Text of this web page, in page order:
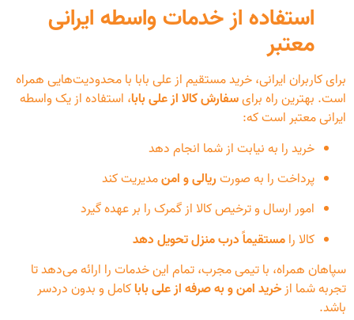
استفاده از خدمات واسطه ایرانی
معتبر
برای کاربران ایرانی، خرید مستقیم از علی بابا با محدودیت‌هایی همراه
است. بهترین راه برایسفارش کالا از علی بابا، استفاده از یک واسطه
ایرانی معتبر است که:
خرید را به نیابت از شما انجام دهد
پرداخت را به صورتریالی و امنمدیریت کند
امور ارسال و ترخیص کالا از گمرک را بر عهده گیرد
کالا رامستقیماً درب منزل تحویل دهد
سپاهان همراه، با تیمی مجرب، تمام این خدمات را ارائه می‌دهد تا
تجربه شما ازخرید امن و به صرفه از علی باباکامل و بدون دردسر
باشد.